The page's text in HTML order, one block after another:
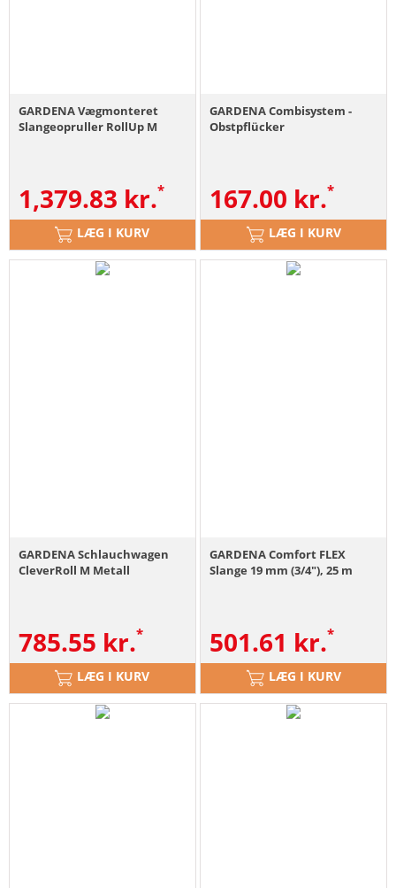
GARDENA Vægmonteret
Slangeopruller RollUp M
1,379.83 kr.
LÆG I KURV
GARDENA Combisystem -
Obstpflücker
167.00 kr.
LÆG I KURV
GARDENA Schlauchwagen
CleverRoll M Metall
785.55 kr.
LÆG I KURV
GARDENA Comfort FLEX
Slange 19 mm (3/4"), 25 m
501.61 kr.
LÆG I KURV